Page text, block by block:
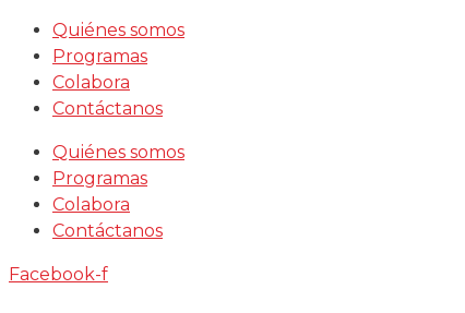
Saltar
contenido
Quiénes somos
Programas
Colabora
Contáctanos
Quiénes somos
Programas
Colabora
Contáctanos
Facebook-f